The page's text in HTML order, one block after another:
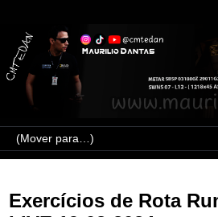
Exercícios de Rota